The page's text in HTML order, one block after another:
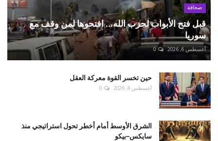
صحافة
قبل فتح الأبواب لحزب الله... افتحوها لمن وقف مع
سوريا
أغسطس 6, 2026 0
حين تخسر القوة معركة العقل
أغسطس 4, 2026 0
الشرق الأوسط أمام أخطر تحول استراتيجي منذ
سايكس–بيكو